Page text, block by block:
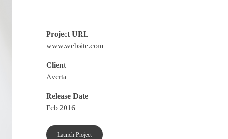
Project URL
www.website.com
Client
Averta
Release Date
Feb 2016
Launch Project